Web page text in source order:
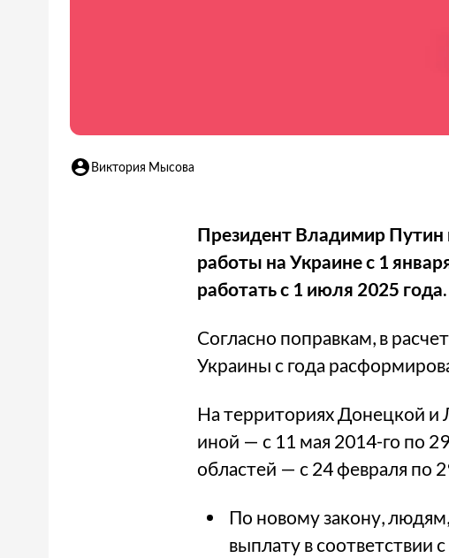
Виктория Мысова
Президент Владимир Путин
работы на Украине с 1
работать с 1 июля 2025 года.
Согласно поправкам, в
Украины с года
На территориях Донецкой
иной — с 11 мая 2014-го по
областей — с 24 февраля по
По новому закону,
выплату в соответствии